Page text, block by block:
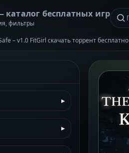
каталог бесплатных игр
фильтры
– v1.0 FitGirl скачать торрент бесплатно
▸
▸